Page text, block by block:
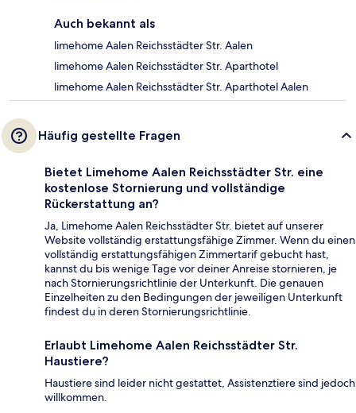
Auch bekannt als
limehome Aalen Reichsstädter Str. Aalen
limehome Aalen Reichsstädter Str. Aparthotel
limehome Aalen Reichsstädter Str. Aparthotel Aalen
Häufig gestellte Fragen
Bietet Limehome Aalen Reichsstädter Str. eine
kostenlose Stornierung und vollständige
Rückerstattung an?
Ja, Limehome Aalen Reichsstädter Str. bietet auf unserer
Website vollständig erstattungsfähige Zimmer. Wenn du einen
vollständig erstattungsfähigen Zimmertarif gebucht hast,
kannst du bis wenige Tage vor deiner Anreise stornieren, je
nach Stornierungsrichtlinie der Unterkunft. Die genauen
Einzelheiten zu den Bedingungen der jeweiligen Unterkunft
findest du in deren Stornierungsrichtlinie.
Erlaubt Limehome Aalen Reichsstädter Str.
Haustiere?
Haustiere sind leider nicht gestattet, Assistenztiere sind jedoch
willkommen.